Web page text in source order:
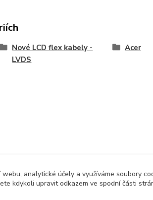
Nové LCD flex kabely -
LVDS
Acer
analytické účely a využíváme soubory
kdykoli upravit odkazem ve spodní části